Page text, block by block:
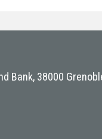
Bank, 38000